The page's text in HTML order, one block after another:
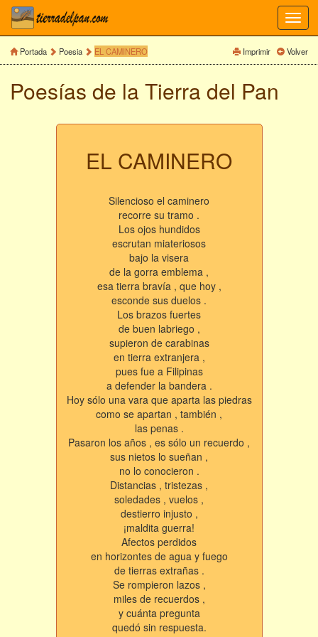
Portada Poesia EL CAMINERO Imprimir Volver
Poesías de la Tierra del Pan
EL CAMINERO
Silencioso el caminero
recorre su tramo .
Los ojos hundidos
escrutan miateriosos
bajo la visera
de la gorra emblema ,
esa tierra bravía , que hoy ,
esconde sus duelos .
Los brazos fuertes
de buen labriego ,
supieron de carabinas
en tierra extranjera ,
pues fue a Filipinas
a defender la bandera .
Hoy sólo una vara que aparta las piedras
como se apartan , también ,
las penas .
Pasaron los años , es sólo un recuerdo ,
sus nietos lo sueñan ,
no lo conocieron .
Distancias , tristezas ,
soledades , vuelos ,
destierro injusto ,
¡maldita guerra!
Afectos perdidos
en horizontes de agua y fuego
de tierras extrañas .
Se rompieron lazos ,
miles de recuerdos ,
y cuánta pregunta
quedó sin respuesta.